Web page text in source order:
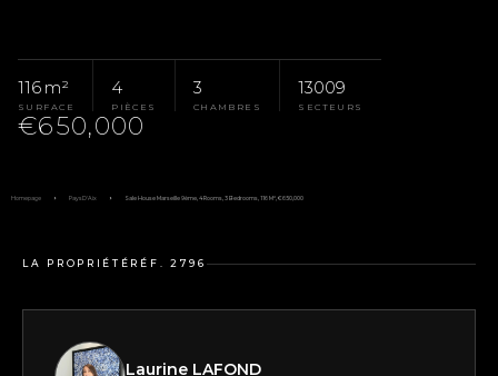
116 m²
SURFACE
4
PIÈCES
3
CHAMBRES
13009
SECTEURS
€650,000
Homepage Pays D'Aix Sale House Marseille 9ème, 4 Rooms, 3 Bedrooms, 116 M², €650,000
LA PROPRIÉTÉ RÉF. 2796
Laurine LAFOND